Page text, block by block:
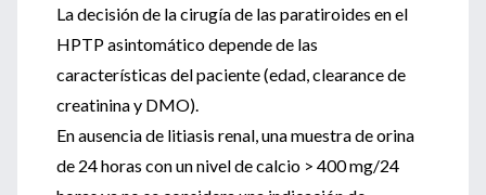
La decisión de la cirugía de las paratiroides en el
HPTP asintomático depende de las
características del paciente (edad, clearance de
creatinina y DMO).
En ausencia de litiasis renal, una muestra de orina
de 24 horas con un nivel de calcio > 400 mg/24